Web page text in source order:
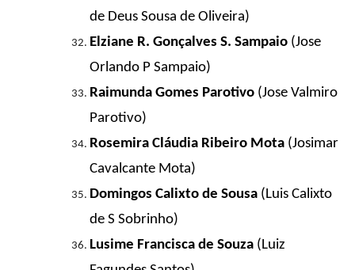
de Deus Sousa de Oliveira)
Elziane R. Gonçalves S. Sampaio (Jose
Orlando P Sampaio)
Raimunda Gomes Parotivo (Jose Valmiro
Parotivo)
Rosemira Cláudia Ribeiro Mota (Josimar
Cavalcante Mota)
Domingos Calixto de Sousa (Luis Calixto
de S Sobrinho)
Lusime Francisca de Souza (Luiz